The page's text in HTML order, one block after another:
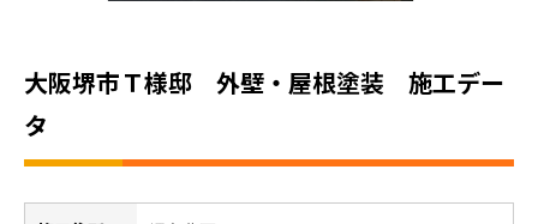
大阪堺市Ｔ様邸 外壁・屋根塗装 施工デー
タ